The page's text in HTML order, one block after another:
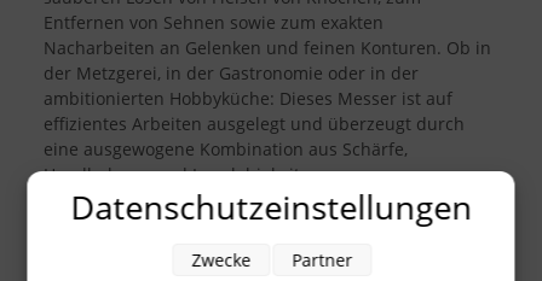
Entfernen von Sehnen sowie zum exakten
Nacharbeiten an Gelenken und feinen Konturen. Ob in
der Metzgerei, in der Gastronomie oder in der
ambitionierten Hobbyküche: Dieses Messer ist auf
effizientes Arbeiten ausgelegt und überzeugt durch
eine ausgewogene Kombination aus Schärfe,
Handhabung und Langlebigkeit.
Die15 cm lange Klingebietet eine praxisnahe Länge für
so dimensioniert, dass sie wendig bleibt, aber
Datenschutzeinstellungen
Zwecke Partner